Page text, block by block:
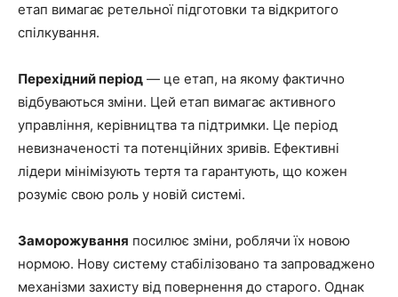
етап вимагає ретельної підготовки та відкритого
спілкування.
Перехідний період — це етап, на якому фактично
відбуваються зміни. Цей етап вимагає активного
управління, керівництва та підтримки. Це період
невизначеності та потенційних зривів. Ефективні
лідери мінімізують тертя та гарантують, що кожен
розуміє свою роль у новій системі.
Заморожування посилює зміни, роблячи їх новою
нормою. Нову систему стабілізовано та запроваджено
механізми захисту від повернення до старого. Однак